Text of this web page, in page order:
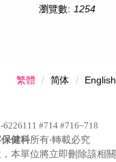
瀏覽數: 1254
繁體 简体 English
#714 #716~718
健科所有‧轉載必究
本單位將立即刪除該相關